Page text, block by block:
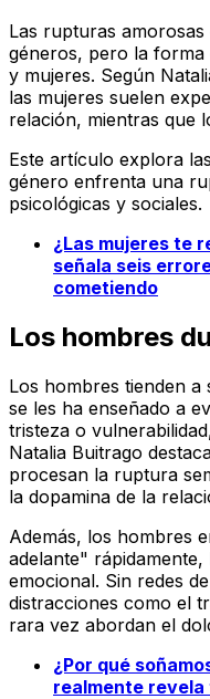
Las rupturas
géneros, pero la forma
y mujeres. Según
las mujeres suelen
relación, mientras que
Este artículo explora
género enfrenta una
psicológicas y sociales.
¿Las mujeres te
señala seis
cometiendo
Los hombres
Los hombres tienden
se les ha enseñado a
tristeza o
Natalia Buitrago
procesan la ruptura
la dopamina de la
Además, los hombres
adelante"
emocional. Sin redes
distracciones como el
rara vez abordan el
¿Por qué
realmente revela